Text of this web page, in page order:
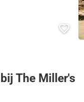
The Miller's